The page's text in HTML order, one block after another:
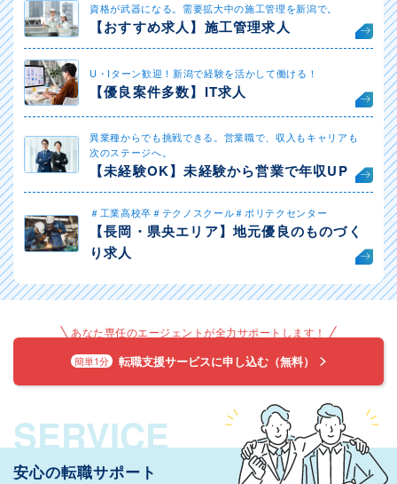
資格が武器になる。需要拡大中の施工管理を新潟で。
【おすすめ求人】施工管理求人
U・Iターン歓迎！新潟で経験を活かして働ける！
【優良案件多数】IT求人
異業種からでも挑戦できる。営業職で、収入もキャリアも
次のステージへ。
【未経験OK】未経験から営業で年収UP
＃工業高校卒＃テクノスクール＃ポリテクセンター
【長岡・県央エリア】地元優良のものづく
り求人
あなた専任のエージェントが全力サポートします！
簡単1分 転職支援サービスに申し込む（無料）
SERVICE
安心の転職サポート